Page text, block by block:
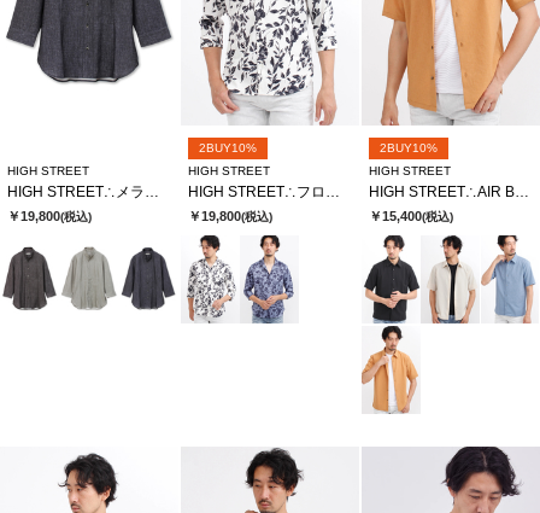
HIGH STREET
HIGH STREET∴メランジプリントオブロング７分袖シャツ
￥19,800(税込)
2BUY10%
HIGH STREET
HIGH STREET∴フロールプリントショートウイング７分袖シャツ
￥19,800(税込)
2BUY10%
HIGH STREET
HIGH STREET∴AIR BREEZE 半袖シャツ
￥15,400(税込)